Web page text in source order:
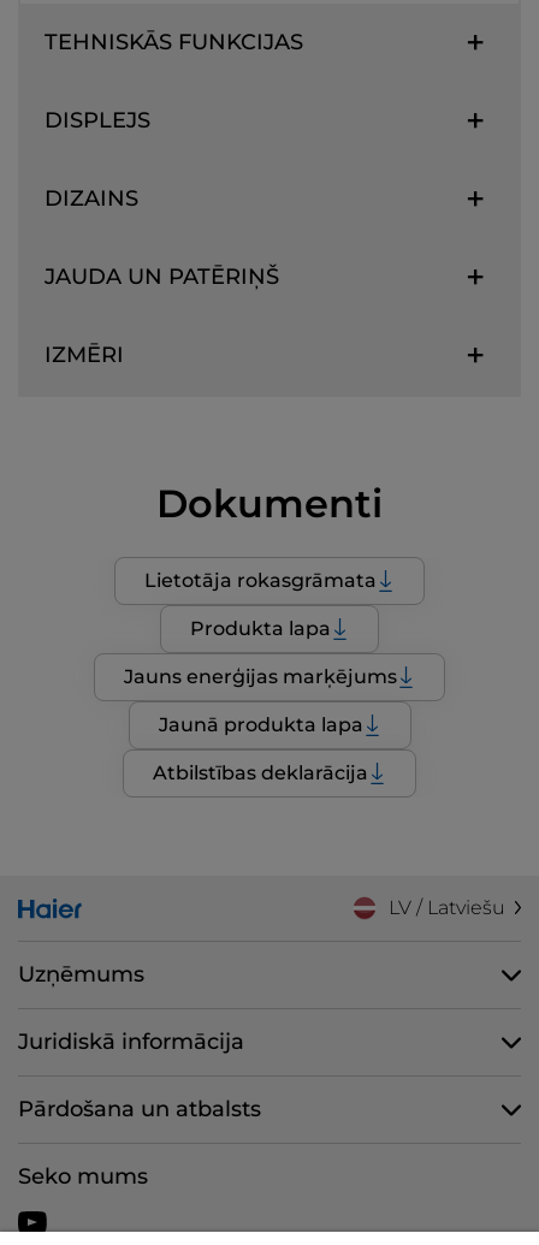
TEHNISKĀS FUNKCIJAS
DISPLEJS
DIZAINS
JAUDA UN PATĒRIŅŠ
IZMĒRI
Dokumenti
Lietotāja rokasgrāmata
Produkta lapa
Jauns enerģijas marķējums
Jaunā produkta lapa
Atbilstības deklarācija
LV / Latviešu
Uzņēmums
Juridiskā informācija
Pārdošana un atbalsts
Seko mums